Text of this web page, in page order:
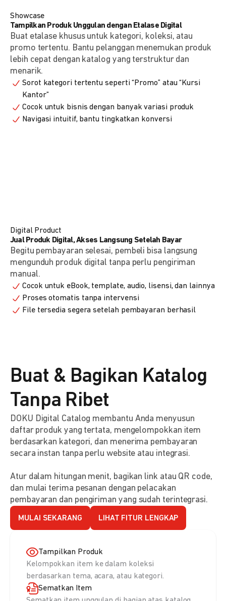
Showcase
Tampilkan Produk Unggulan dengan Etalase Digital
Buat etalase khusus untuk kategori, koleksi, atau
promo tertentu. Bantu pelanggan menemukan produk
lebih cepat dengan katalog yang terstruktur dan
menarik.
Sorot kategori tertentu seperti “Promo” atau “Kursi
Kantor”
Cocok untuk bisnis dengan banyak variasi produk
Navigasi intuitif, bantu tingkatkan konversi
Digital Product
Jual Produk Digital, Akses Langsung Setelah Bayar
Begitu pembayaran selesai, pembeli bisa langsung
mengunduh produk digital tanpa perlu pengiriman
manual.
Cocok untuk eBook, template, audio, lisensi, dan lainnya
Proses otomatis tanpa intervensi
File tersedia segera setelah pembayaran berhasil
Buat & Bagikan Katalog
Tanpa Ribet
DOKU Digital Catalog membantu Anda menyusun
daftar produk yang tertata, mengelompokkan item
berdasarkan kategori, dan menerima pembayaran
secara instan tanpa perlu website atau integrasi.
Atur dalam hitungan menit, bagikan link atau QR code,
dan mulai terima pesanan dengan pelacakan
pembayaran dan pengiriman yang sudah terintegrasi.
MULAI SEKARANG LIHAT FITUR LENGKAP
Tampilkan Produk
Kelompokkan item ke dalam koleksi
berdasarkan tema, acara, atau kategori.
Sematkan Item